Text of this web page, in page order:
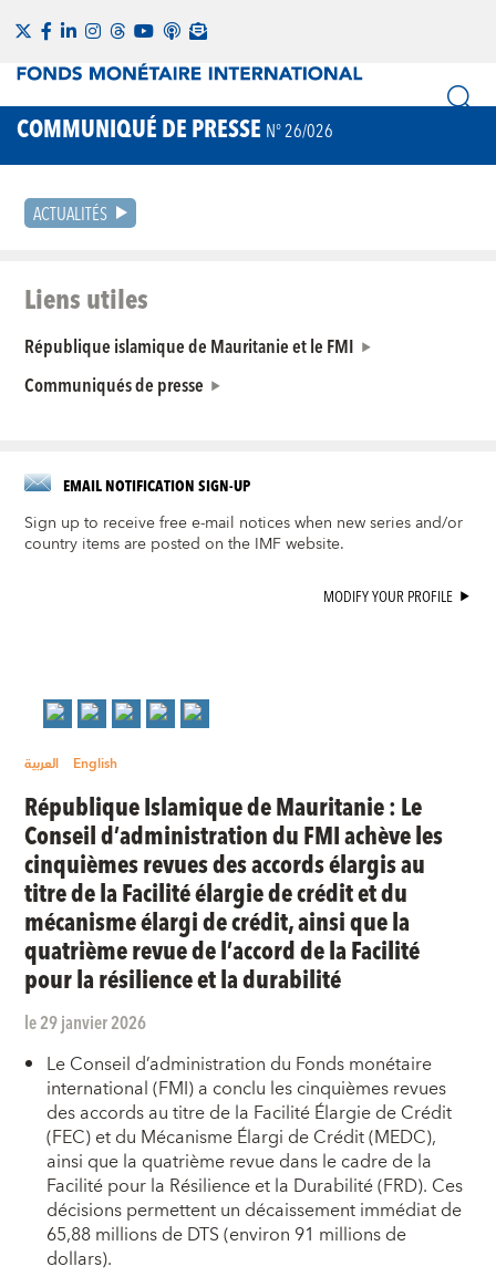
COMMUNIQUÉ DE PRESSE N° 26/026
ACTUALITÉS
Liens utiles
République islamique de Mauritanie et le FMI
Communiqués de presse
EMAIL NOTIFICATION SIGN-UP
Sign up to receive free e-mail notices when new series and/or
country items are posted on the IMF website.
MODIFY YOUR PROFILE
العربية English
République Islamique de Mauritanie : Le
Conseil d’administration du FMI achève les
cinquièmes revues des accords élargis au
titre de la Facilité élargie de crédit et du
mécanisme élargi de crédit, ainsi que la
quatrième revue de l’accord de la Facilité
pour la résilience et la durabilité
le 29 janvier 2026
Le Conseil d’administration du Fonds monétaire
international (FMI) a conclu les cinquièmes revues
des accords au titre de la Facilité Élargie de Crédit
(FEC) et du Mécanisme Élargi de Crédit (MEDC),
ainsi que la quatrième revue dans le cadre de la
Facilité pour la Résilience et la Durabilité (FRD). Ces
décisions permettent un décaissement immédiat de
65,88 millions de DTS (environ 91 millions de
dollars).